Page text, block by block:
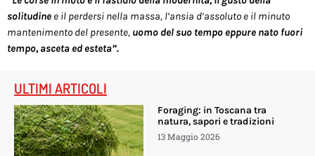
solitudine e il perdersi nella massa, l’ansia d’assoluto e il minuto
mantenimento del presente, uomo del suo tempo eppure nato fuori
tempo, asceta ed esteta”.
ULTIMI ARTICOLI
Foraging: in Toscana tra
natura, sapori e tradizioni
13 Maggio 2026